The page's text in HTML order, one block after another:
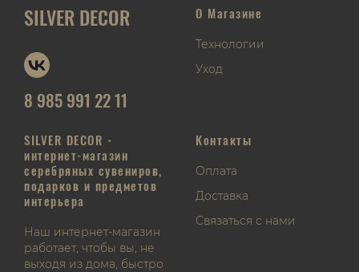
SILVER DECOR
8 985 991 22 11
О Магазине
Технологии
Уход
SILVER DECOR -
интернет-магазин
серебряных сувениров,
подарков и предметов
интерьера
Наш интернет-магазин
работает, чтобы вы, не
выходя из дома, быстро
Контакты
Оплата
Доставка
Связаться с нами